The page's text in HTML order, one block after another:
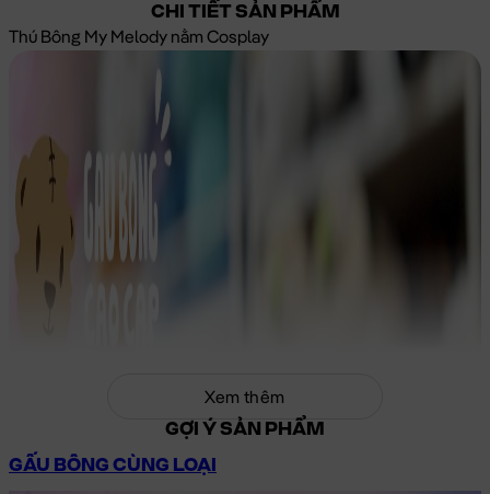
CHI TIẾT SẢN PHẨM
Thú Bông My Melody nằm Cosplay
Xem thêm
GỢI Ý SẢN PHẨM
GẤU BÔNG CÙNG LOẠI